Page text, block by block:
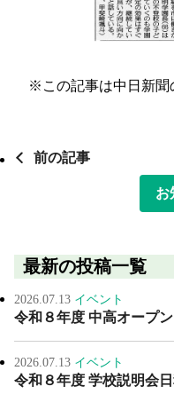
※この記事は中日新聞
前の記事
お
最新の投稿一覧
2026.07.13 イベント
令和８年度 中高オープ
2026.07.13 イベント
令和８年度 学校説明会